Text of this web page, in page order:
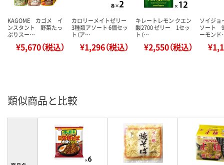
KAGOME カゴメ イ
ンスタント 野菜たっ
ぷりスー…
¥5,670（税込）
カロリーメイトゼリー
3種類アソート 6個セッ
ト（ア…
¥1,296（税込）
キレートレモン クエン
酸2700 ゼリー 1セッ
ト（…
¥2,550（税込）
ソイジョ
ソート 9
ーモン
類似商品と比較